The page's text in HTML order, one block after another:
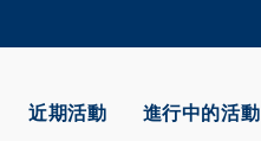
圖書館
近期活動 進行中的活動